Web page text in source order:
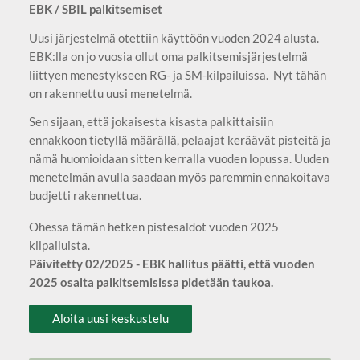
EBK / SBIL palkitsemiset
Uusi järjestelmä otettiin käyttöön vuoden 2024 alusta.
EBK:lla on jo vuosia ollut oma palkitsemisjärjestelmä
liittyen menestykseen RG- ja SM-kilpailuissa. Nyt tähän
on rakennettu uusi menetelmä.
Sen sijaan, että jokaisesta kisasta palkittaisiin
ennakkoon tietyllä määrällä, pelaajat keräävät pisteitä ja
nämä huomioidaan sitten kerralla vuoden lopussa. Uuden
menetelmän avulla saadaan myös paremmin ennakoitava
budjetti rakennettua.
Ohessa tämän hetken pistesaldot vuoden 2025
kilpailuista.
Päivitetty 02/2025 - EBK hallitus päätti, että vuoden
2025 osalta palkitsemisissa pidetään taukoa.
Aloita uusi keskustelu